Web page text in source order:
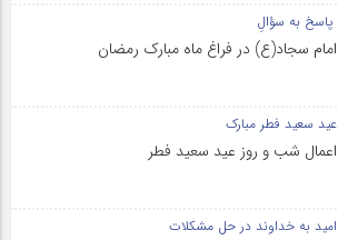
پاسخ به سؤالِ
امام سجاد(ع) در فراغ ماه مبارک رمضان
عید سعید فطر مبارک
اعمال شب و روز عید سعید فطر
امید به خداوند در حل مشکلات